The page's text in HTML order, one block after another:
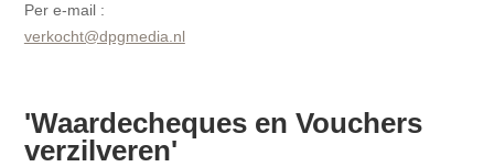
Per e-mail :
verkocht@dpgmedia.nl
'Waardecheques en Vouchers
verzilveren'